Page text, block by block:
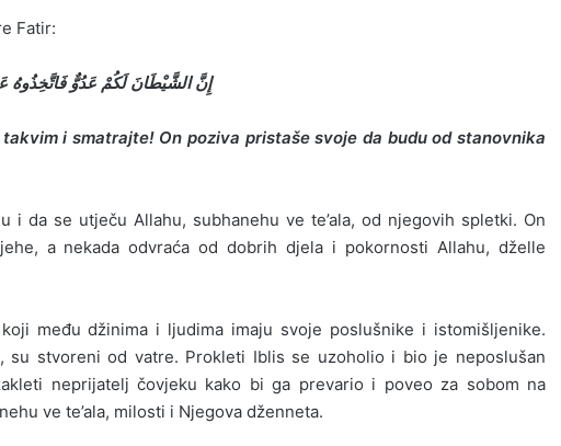
Fatir:
إِنَّ الشَّيْطَانَ لَكُمْ عَدُوٌّ فَاتَّخِذُوهُ
i smatrajte! On poziva pristaše svoje da budu od stanovnika
i da se utječu Allahu, subhanehu ve te’ala, od njegovih spletki. On
a nekada odvraća od dobrih djela i pokornosti Allahu, dželle
među džinima i ljudima imaju svoje poslušnike i istomišljenike.
su stvoreni od vatre. Prokleti Iblis se uzoholio i bio je neposlušan
neprijatelj čovjeku kako bi ga prevario i poveo za sobom na
ve te’ala, milosti i Njegova dženneta.